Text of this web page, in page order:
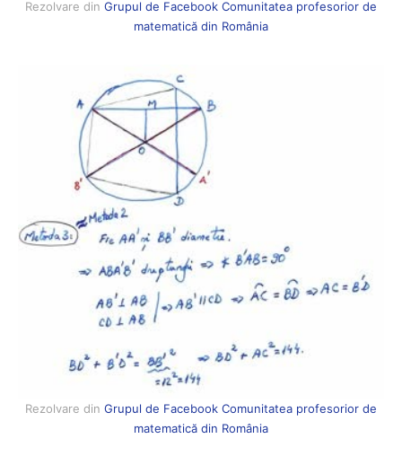
Rezolvare din Grupul de Facebook Comunitatea profesorior de
matematică din România
Rezolvare din Grupul de Facebook Comunitatea profesorior de
matematică din România